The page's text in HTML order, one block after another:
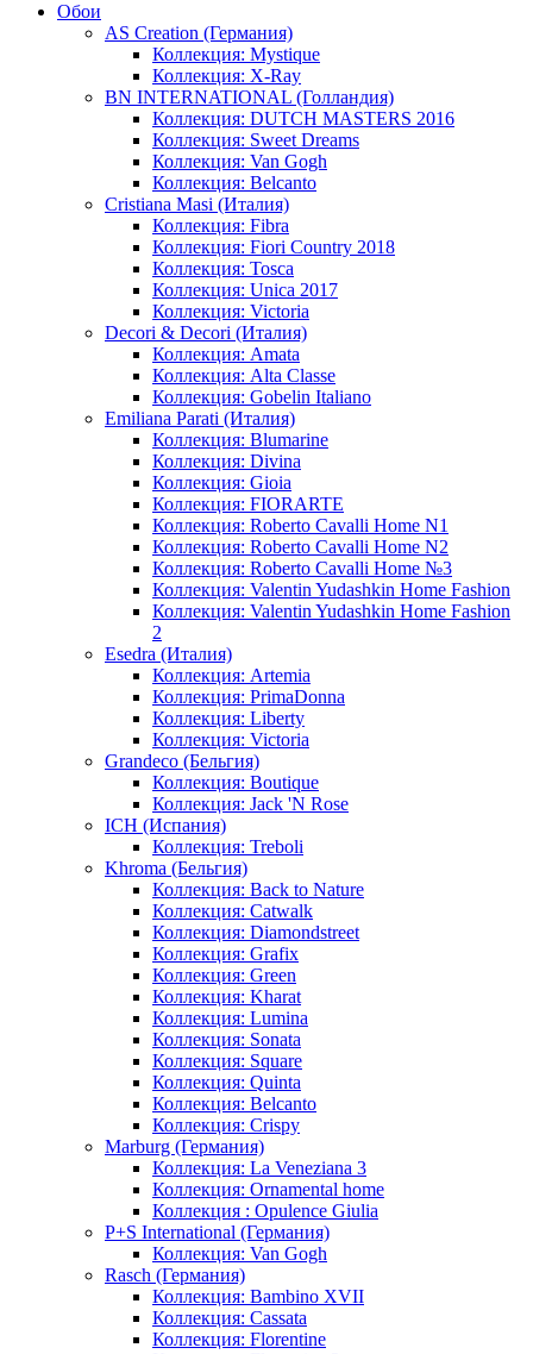
Обои
AS Creation (Германия)
Коллекция: Mystique
Коллекция: X-Ray
BN INTERNATIONAL (Голландия)
Коллекция: DUTCH MASTERS 2016
Коллекция: Sweet Dreams
Коллекция: Van Gogh
Коллекция: Belcanto
Cristiana Masi (Италия)
Коллекция: Fibra
Коллекция: Fiori Country 2018
Коллекция: Tosca
Коллекция: Unica 2017
Коллекция: Victoria
Decori & Decori (Италия)
Коллекция: Amata
Коллекция: Alta Classe
Коллекция: Gobelin Italiano
Emiliana Parati (Италия)
Коллекция: Blumarine
Коллекция: Divina
Коллекция: Gioia
Коллекция: FIORARTE
Коллекция: Roberto Cavalli Home N1
Коллекция: Roberto Cavalli Home N2
Коллекция: Roberto Cavalli Home №3
Коллекция: Valentin Yudashkin Home Fashion
Коллекция: Valentin Yudashkin Home Fashion
2
Esedra (Италия)
Коллекция: Artemia
Коллекция: PrimaDonna
Коллекция: Liberty
Коллекция: Victoria
Grandeco (Бельгия)
Коллекция: Boutique
Коллекция: Jack 'N Rose
ICH (Испания)
Коллекция: Treboli
Khroma (Бельгия)
Коллекция: Back to Nature
Коллекция: Catwalk
Коллекция: Diamondstreet
Коллекция: Grafix
Коллекция: Green
Коллекция: Kharat
Коллекция: Lumina
Коллекция: Sonata
Коллекция: Square
Коллекция: Quinta
Коллекция: Belcanto
Коллекция: Crispy
Marburg (Германия)
Коллекция: La Veneziana 3
Коллекция: Ornamental home
Коллекция : Opulence Giulia
P+S International (Германия)
Коллекция: Van Gogh
Rasch (Германия)
Коллекция: Bambino XVII
Коллекция: Cassata
Коллекция: Florentine